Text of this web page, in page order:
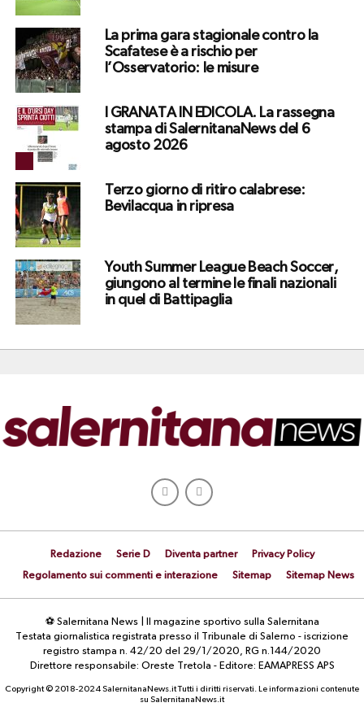
La prima gara stagionale contro la
Scafatese è a rischio per
l’Osservatorio: le misure
I GRANATA IN EDICOLA. La rassegna
stampa di SalernitanaNews del 6
agosto 2026
Terzo giorno di ritiro calabrese:
Bevilacqua in ripresa
Youth Summer League Beach Soccer,
giungono al termine le finali nazionali
in quel di Battipaglia
Redazione Serie D Diventa partner
Privacy Policy
Regolamento sui commenti e interazione
Sitemap Sitemap News
⚽ Salernitana News | Il magazine sportivo sulla Salernitana
Testata giornalistica registrata presso il Tribunale di Salerno - iscrizione
registro stampa n. 42/20 del 29/1/2020, RG n.144/2020
Direttore responsabile: Oreste Tretola - Editore: EAMAPRESS APS
Copyright © 2018-2024 SalernitanaNews.it Tutti i diritti riservati. Le informazioni contenute
su SalernitanaNews.it